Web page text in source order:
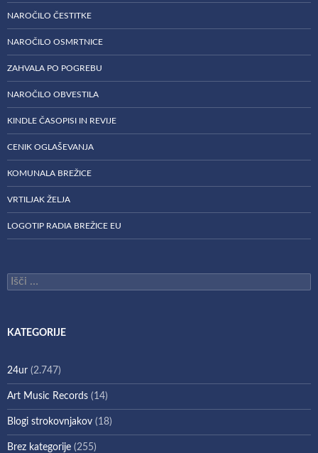
NAROČILO ČESTITKE
NAROČILO OSMRTNICE
ZAHVALA PO POGREBU
NAROČILO OBVESTILA
KINDLE ČASOPISI IN REVIJE
CENIK OGLAŠEVANJA
KOMUNALA BREŽICE
VRTILJAK ŽELJA
LOGOTIP RADIA BREŽICE EU
Išči:
KATEGORIJE
24ur (2.747)
Art Music Records (14)
Blogi strokovnjakov (18)
Brez kategorije (255)